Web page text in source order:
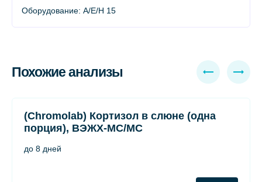
Оборудование: A/E/H 15
Похожие анализы
(Chromolab) Кортизол в слюне (одна
порция), ВЭЖХ-МС/МС
до 8 дней